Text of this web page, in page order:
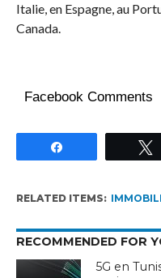
Italie, en Espagne, au
Canada.
Facebook Comments
RELATED ITEMS:
RECOMMENDED FOR
5G en